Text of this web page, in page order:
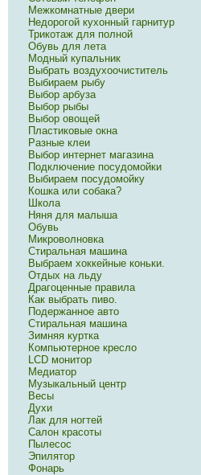
Межкомнатные двери
Недорогой кухонный гарнитур
Трикотаж для полной
Обувь для лета
Модный купальник
Выбрать воздухоочиститель
Выбираем рыбу
Выбор арбуза
Выбор рыбы
Выбор овощей
Пластиковые окна
Разные клеи
Выбор интернет магазина
Подключение посудомойки
Выбираем посудомойку
Кошка или собака?
Школа
Няня для малыша
Обувь
Микроволновка
Стиральная машина
Выбраем хоккейные коньки.
Отдых на льду
Драгоценные правила
Как выбрать пиво.
Подержанное авто
Стиральная машина
Зимняя куртка
Компьютерное кресло
LCD монитор
Медиатор
Музыкальный центр
Весы
Духи
Лак для ногтей
Салон красоты
Пылесос
Эпилятор
Фонарь